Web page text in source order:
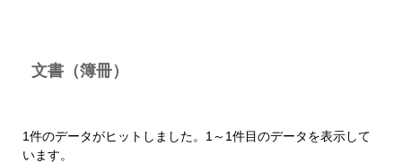
文書（簿冊）
1件のデータがヒットしました。1～1件目のデータを表示して
います。